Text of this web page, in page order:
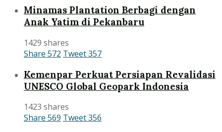
Minamas Plantation Berbagi dengan
Anak Yatim di Pekanbaru
1429 shares
Share 572 Tweet357
Kemenpar Perkuat Persiapan Revalidasi
UNESCO Global Geopark Indonesia
1423 shares
Share 569 Tweet356